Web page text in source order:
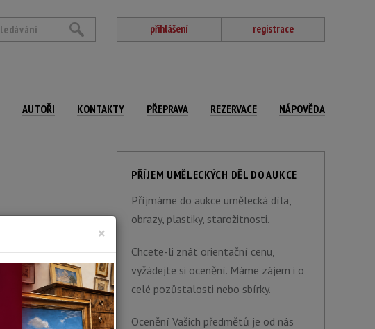
přihlášení registrace
AUTOŘI KONTAKTY PŘEPRAVA REZERVACE NÁPOVĚDA
PŘÍJEM UMĚLECKÝCH DĚL DO AUKCE
Příjmáme do aukce umělecká díla,
obrazy, plastiky, starožitnosti.
Chcete-li znát orientační cenu,
vyžádejte si ocenění. Máme zájem i o
celé pozůstalosti nebo sbírky.
Ocenění Vašich předmětů je od nás
×